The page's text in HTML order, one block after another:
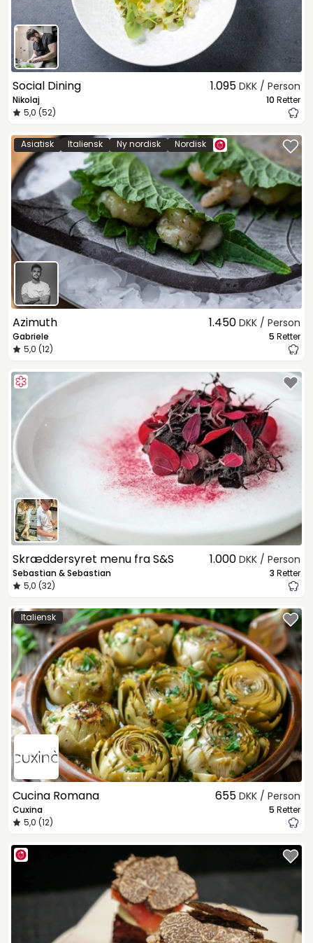
Social Dining
Nikolaj
5,0 (52)
1.095 DKK / Person
10 Retter
Asiatisk Italiensk Ny nordisk Nordisk
Azimuth
Gabriele
5,0 (12)
1.450 DKK / Person
5 Retter
Skræddersyret menu fra S&S
Sebastian & Sebastian
5,0 (32)
1.000 DKK / Person
3 Retter
Italiensk
Cucina Romana
Cuxina
5,0 (12)
655 DKK / Person
5 Retter